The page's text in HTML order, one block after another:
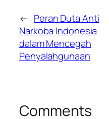
← Peran Duta Anti
Narkoba Indonesia
dalam Mencegah
Penyalahgunaan
Comments